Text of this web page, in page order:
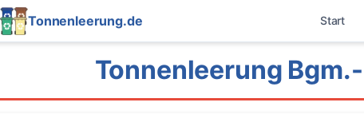
Tonnenleerung.de Start
Tonnenleerung